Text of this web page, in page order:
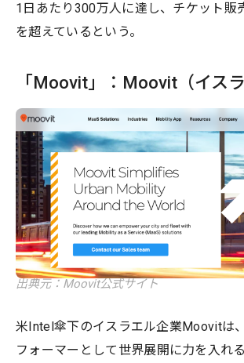
1日あたり300万人に達し、チケット販
を超えているという。
「Moovit」：Moovit（イスラ
出典元：Moovit公式サイト
米Intel傘下のイスラエル企業Moovitは
フォーマーとして世界展開に力を入れる